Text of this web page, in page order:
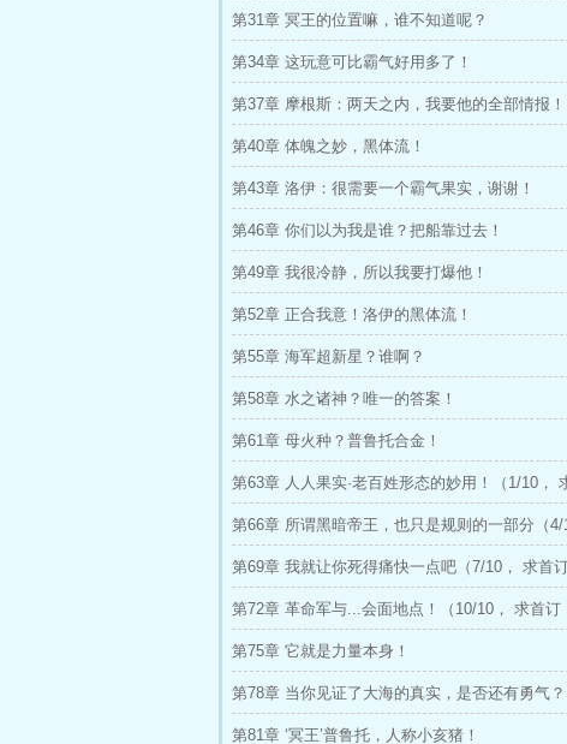
第31章 冥王的位置嘛，谁不知道呢？
第34章 这玩意可比霸气好用多了！
第37章 摩根斯：两天之内，我要他的全部情报！
第40章 体魄之妙，黑体流！
第43章 洛伊：很需要一个霸气果实，谢谢！
第46章 你们以为我是谁？把船靠过去！
第49章 我很冷静，所以我要打爆他！
第52章 正合我意！洛伊的黑体流！
第55章 海军超新星？谁啊？
第58章 水之诸神？唯一的答案！
第61章 母火种？普鲁托合金！
第63章 人人果实·老百姓形态的妙用！（1/10，
订！）
第66章 所谓黑暗帝王，也只是规则的一部分（4/
求首订！）
第69章 我就让你死得痛快一点吧（7/10， 求首订
第72章 革命军与...会面地点！（10/10， 求首订
第75章 它就是力量本身！
第78章 当你见证了大海的真实，是否还有勇气？
第81章 ‘冥王’普鲁托，人称小亥猪！